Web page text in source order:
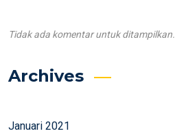
Tidak ada komentar untuk ditampilkan.
Archives
Januari 2021